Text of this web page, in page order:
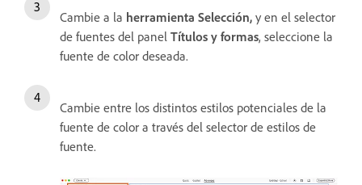
Cambie a la herramienta Selección, y en el selector
de fuentes del panel Títulos y formas, seleccione la
fuente de color deseada.
Cambie entre los distintos estilos potenciales de la
fuente de color a través del selector de estilos de
fuente.